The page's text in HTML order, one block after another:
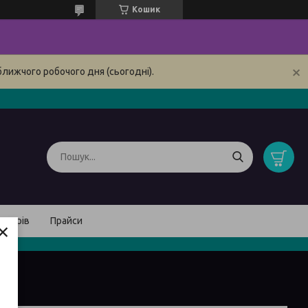
Кошик
робочого дня (сьогодні).
Прайси